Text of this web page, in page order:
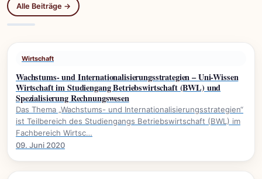
Alle Beiträge →
Wirtschaft
Wachstums- und Internationalisierungsstrategien – Uni-Wissen
Wirtschaft im Studiengang Betriebswirtschaft (BWL) und
Spezialisierung Rechnungswesen
Das Thema „Wachstums- und Internationalisierungsstrategien“
ist Teilbereich des Studiengangs Betriebswirtschaft (BWL) im
Fachbereich Wirtsc…
09. Juni 2020